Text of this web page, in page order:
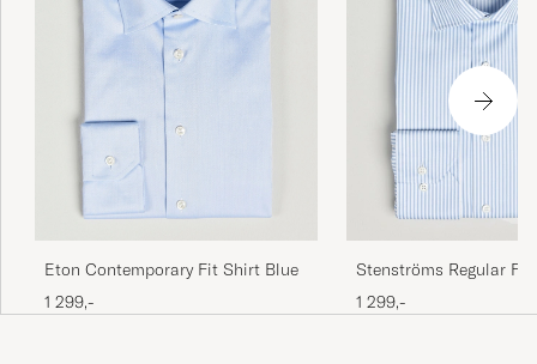
Eton Contemporary Fit Shirt Blue
1 299,-
Stenströms Regular Fit
Cut Away Shirt Blue/
1 299,-